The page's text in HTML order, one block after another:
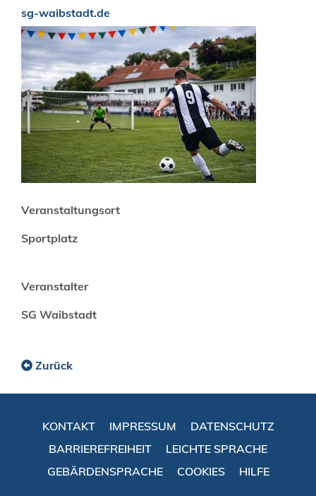
sg-waibstadt.de
Veranstaltungsort
Sportplatz
Veranstalter
SG Waibstadt
Zurück
KONTAKT IMPRESSUM
DATENSCHUTZ
BARRIEREFREIHEIT
LEICHTE SPRACHE
GEBÄRDENSPRACHE
COOKIES HILFE